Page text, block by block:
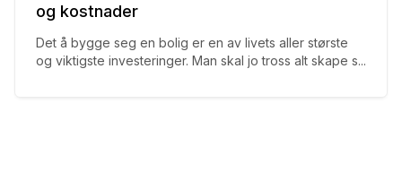
og kostnader
Det å bygge seg en bolig er en av livets aller største
og viktigste investeringer. Man skal jo tross alt skape s...